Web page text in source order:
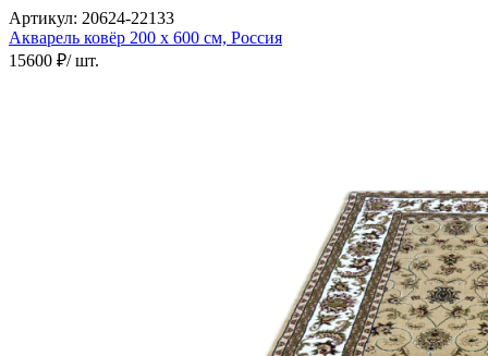
Артикул: 20624-22133
Акварель ковёр 200 х 600 см, Россия
15600 ₽/ шт.